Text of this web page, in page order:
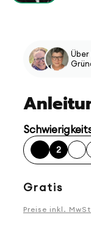
2
Normaler
Preis
Gratis
Preise inkl.